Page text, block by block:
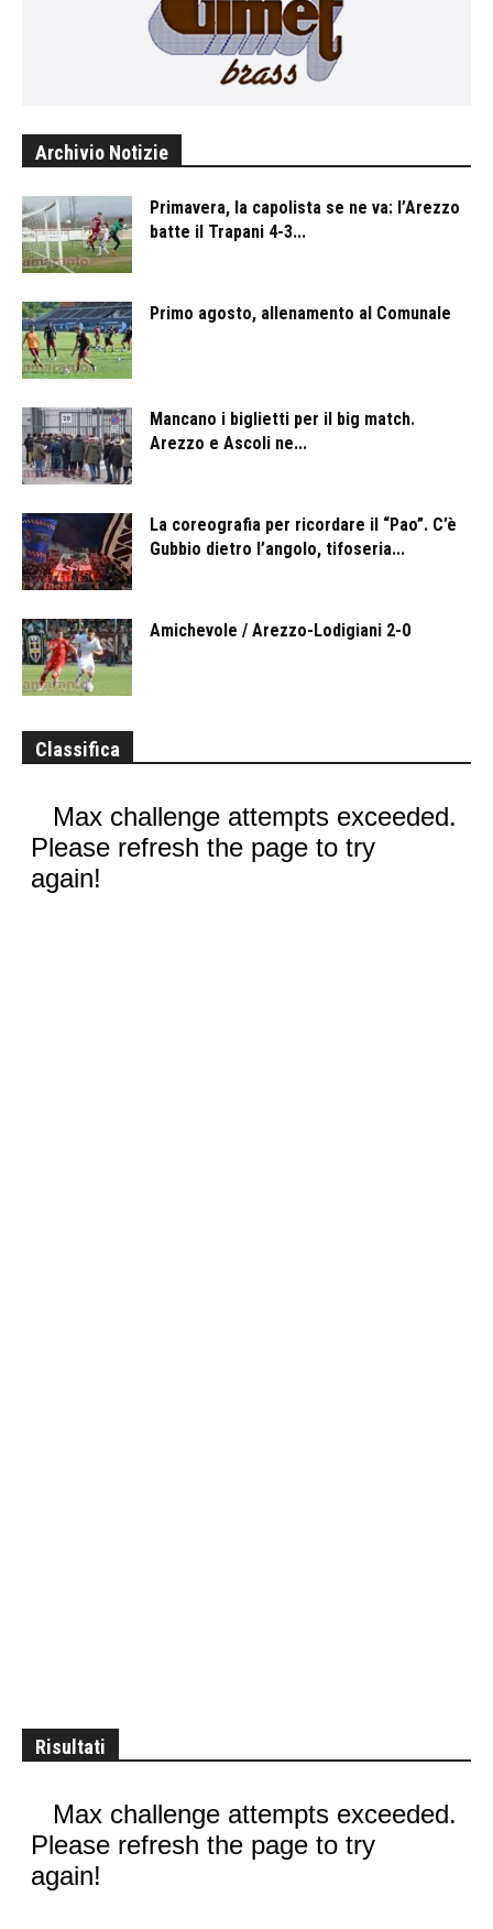
Archivio Notizie
Primavera, la capolista se ne va: l’Arezzo
batte il Trapani 4-3...
Primo agosto, allenamento al Comunale
Mancano i biglietti per il big match.
Arezzo e Ascoli ne...
La coreografia per ricordare il “Pao”. C’è
Gubbio dietro l’angolo, tifoseria...
Amichevole / Arezzo-Lodigiani 2-0
Classifica
Risultati